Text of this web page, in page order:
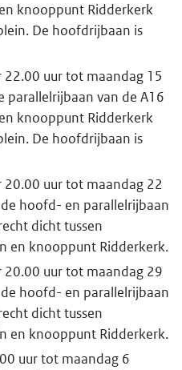
knooppunt Ridderkerk
De hoofdrijbaan is
uur tot maandag 15
parallelrijbaan van de A16
knooppunt Ridderkerk
De hoofdrijbaan is
20.00 uur tot maandag 22
hoofd- en parallelrijbaan
dicht tussen
en knooppunt Ridderkerk.
20.00 uur tot maandag 29
hoofd- en parallelrijbaan
dicht tussen
en knooppunt Ridderkerk.
uur tot maandag 6